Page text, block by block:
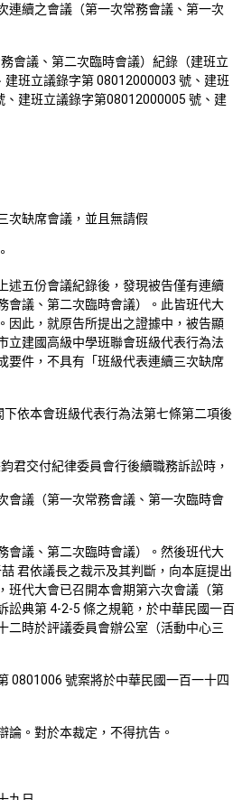
連續之會議（第一次常務會議、第一次
會議、第二次臨時會議）紀錄（建班立
班立議錄字第 08012000003 號、建班
、建班立議錄字第08012000005 號、建
次缺席會議，並且無請假
述五份會議紀錄後，發現被告僅有連續
會議、第二次臨時會議）。此皆班代大
因此，就原告所提出之證據中，被告顯
立建國高級中學班聯會班級代表行為法
要件，不具有「班級代表連續三次缺席
下依本會班級代表行為法第七條第二項後
君交付紀律委員會行後續職務訴訟時，
會議（第一次常務會議、第一次臨時會
會議、第二次臨時會議）。然後班代大
君依議長之裁示及其判斷，向本庭提出
班代大會已召開本會期第六次會議（第
訟典第 4-2-5 條之規範，於中華民國一百
二時於評議委員會辦公室（活動中心三
0801006 號案將於中華民國一百一十四
論。對於本裁定，不得抗告。